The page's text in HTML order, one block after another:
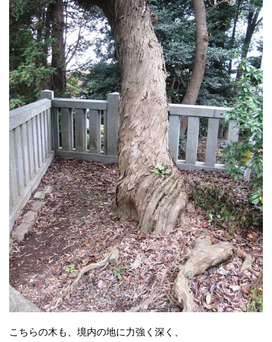
こちらの木も、境内の地に力強く深く、